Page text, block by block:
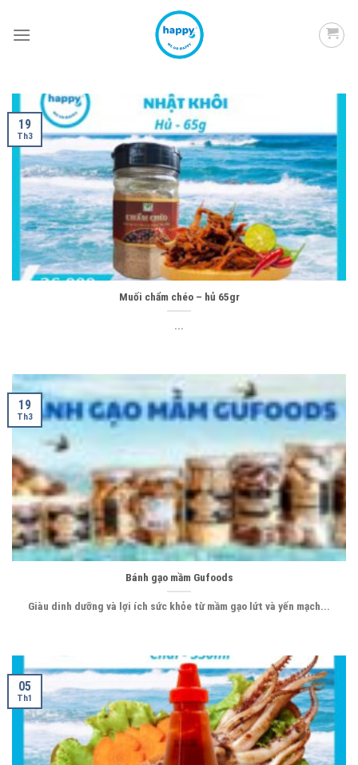
Muối chẩm chéo – hủ 65gr
...
19
Th3
Bánh gạo mầm Gufoods
Giàu dinh dưỡng và lợi ích sức khỏe từ mầm gạo lứt và yến mạch...
19
Th3
05
Th1